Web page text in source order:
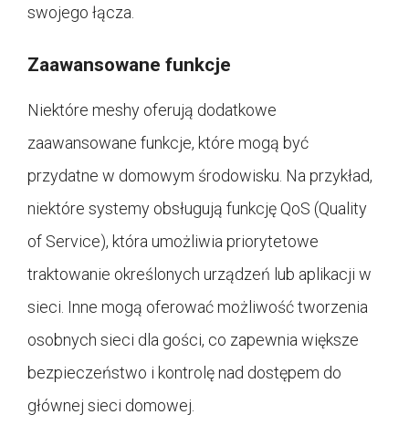
swojego łącza.
Zaawansowane funkcje
Niektóre meshy oferują dodatkowe
zaawansowane funkcje, które mogą być
przydatne w domowym środowisku. Na przykład,
niektóre systemy obsługują funkcję QoS (Quality
of Service), która umożliwia priorytetowe
traktowanie określonych urządzeń lub aplikacji w
sieci. Inne mogą oferować możliwość tworzenia
osobnych sieci dla gości, co zapewnia większe
bezpieczeństwo i kontrolę nad dostępem do
głównej sieci domowej.